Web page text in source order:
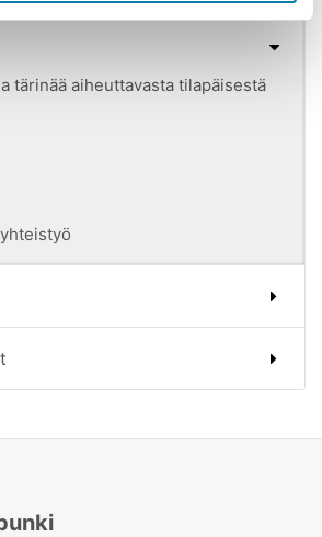
tärinää aiheuttavasta tilapäisestä